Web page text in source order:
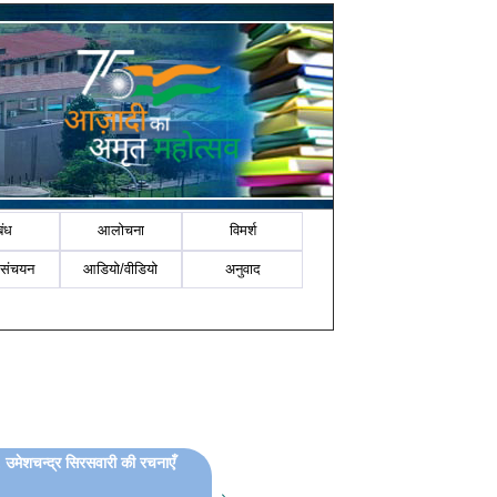
आलोचना विमर्श
आडियो/वीडियो अनुवाद
सिरसवारी की रचनाएँ